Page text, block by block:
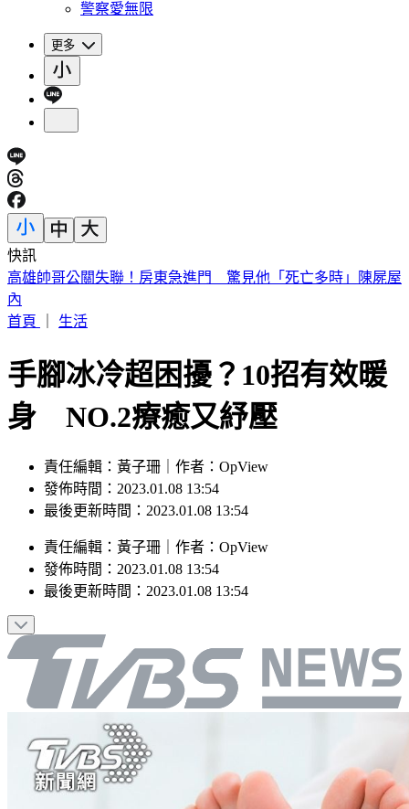
警察愛無限
更多
快訊
晚起南部雨勢接力！專家曝「雨炸北台灣關鍵」 估這時起緩
和
首頁
生活
手腳冰冷超困擾？10招有效暖
身 NO.2療癒又紓壓
責任編輯：黃子珊｜作者：OpView
發佈時間：2023.01.08 13:54
最後更新時間：2023.01.08 13:54
責任編輯 ： 黃子珊 作者 ： OpView
發佈時間： 2023.01.08 13:54
最後更新時間： 2023.01.08 13:54